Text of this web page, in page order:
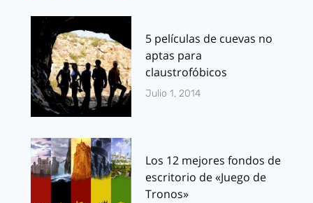
5 películas de cuevas no
aptas para
claustrofóbicos
Julio 1, 2014
Los 12 mejores fondos de
escritorio de «Juego de
Tronos»